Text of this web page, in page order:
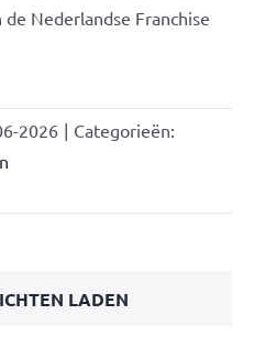
Nederlandse Franchise
2026 | Categorieën:
LADEN